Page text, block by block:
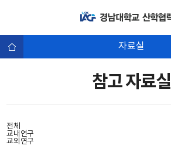
자료실
참고 자료실
전체
교내연구
교외연구